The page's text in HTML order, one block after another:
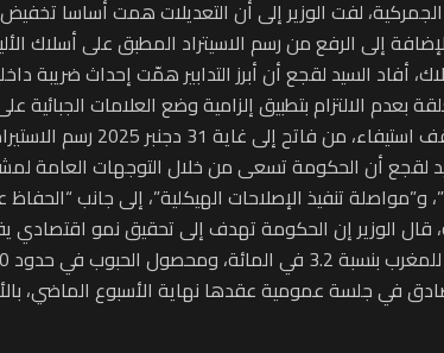
بعدم الالتزام بتطبيق إلزامية وضع العلامات الجبائية
المطبق على كمية محدودة من الحيوانات الحية والمنتجات الفلاحية.
تنفيذ الإصلاحات الهيكلية”، إلى جانب
سعر غاز البوتان عند 500 دولار للطن.
عمومية عقدها نهاية الأسبوع الماضي، بالأغلبية، على مشروع